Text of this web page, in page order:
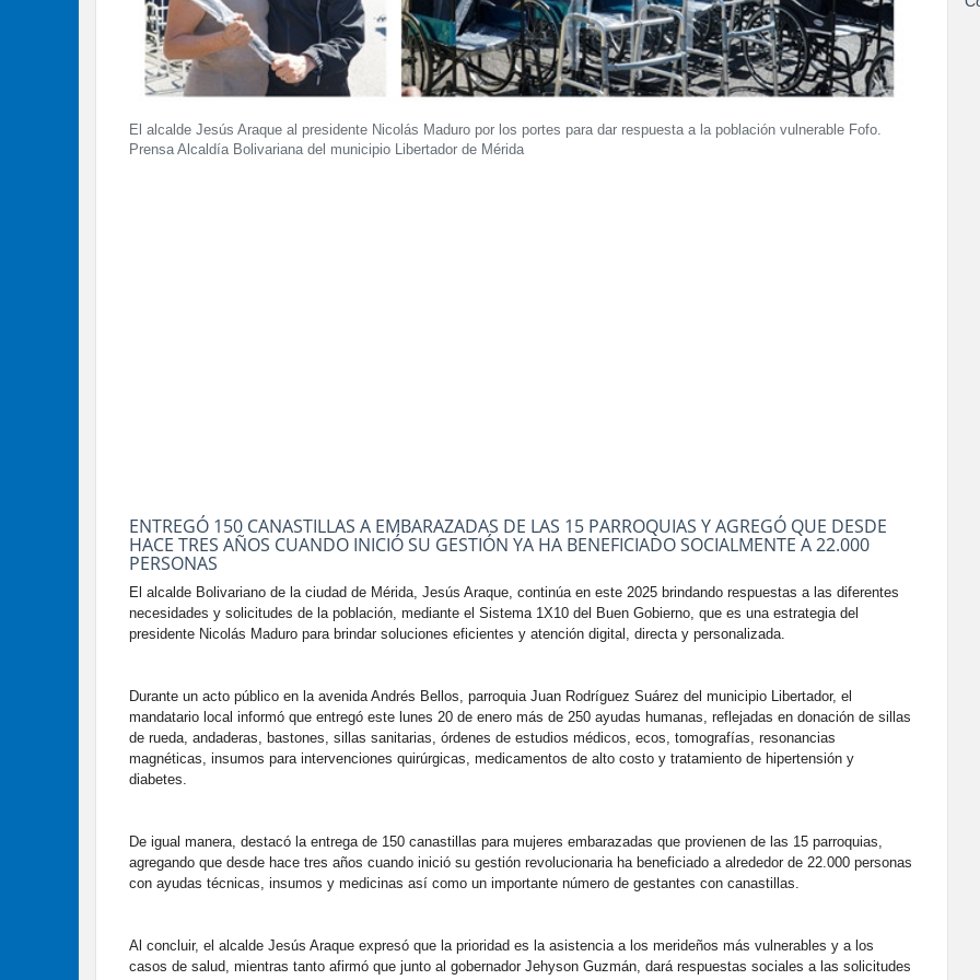
El alcalde Jesús Araque al presidente Nicolás Maduro por los portes para dar respuesta a la población vulnerable Fofo.
Prensa Alcaldía Bolivariana del municipio Libertador de Mérida
ENTREGÓ 150 CANASTILLAS A EMBARAZADAS DE LAS 15 PARROQUIAS Y AGREGÓ QUE DESDE
HACE TRES AÑOS CUANDO INICIÓ SU GESTIÓN YA HA BENEFICIADO SOCIALMENTE A 22.000
PERSONAS
El alcalde Bolivariano de la ciudad de Mérida, Jesús Araque, continúa en este 2025 brindando respuestas a las diferentes
necesidades y solicitudes de la población, mediante el Sistema 1X10 del Buen Gobierno, que es una estrategia del
presidente Nicolás Maduro para brindar soluciones eficientes y atención digital, directa y personalizada.
Durante un acto público en la avenida Andrés Bellos, parroquia Juan Rodríguez Suárez del municipio Libertador, el
mandatario local informó que entregó este lunes 20 de enero más de 250 ayudas humanas, reflejadas en donación de sillas
de rueda, andaderas, bastones, sillas sanitarias, órdenes de estudios médicos, ecos, tomografías, resonancias
magnéticas, insumos para intervenciones quirúrgicas, medicamentos de alto costo y tratamiento de hipertensión y
diabetes.
De igual manera, destacó la entrega de 150 canastillas para mujeres embarazadas que provienen de las 15 parroquias,
agregando que desde hace tres años cuando inició su gestión revolucionaria ha beneficiado a alrededor de 22.000 personas
con ayudas técnicas, insumos y medicinas así como un importante número de gestantes con canastillas.
Al concluir, el alcalde Jesús Araque expresó que la prioridad es la asistencia a los merideños más vulnerables y a los
casos de salud, mientras tanto afirmó que junto al gobernador Jehyson Guzmán, dará respuestas sociales a las solicitudes